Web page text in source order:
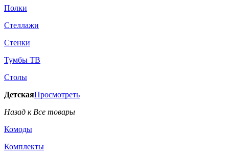
Полки
Стеллажи
Стенки
Тумбы ТВ
Столы
ДетскаяПросмотреть
Назад к Все товары
Комоды
Комплекты